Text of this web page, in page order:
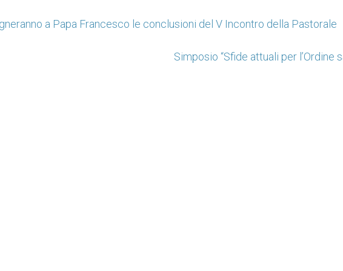
a Papa Francesco le conclusioni del V Incontro della Pastorale
Simposio “Sfide attuali per l’Ordine